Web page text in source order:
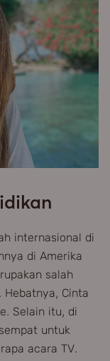
internasional di
di Amerika
salah
Cinta
Selain itu, di
untuk
acara TV.